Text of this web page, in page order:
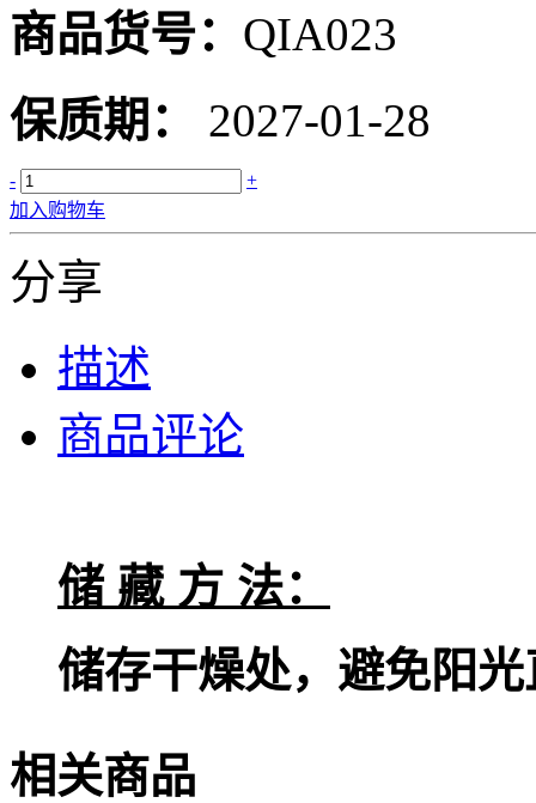
商品货号： QIA023
保质期： 2027-01-28
-
+
加入购物车
分享
描述
商品评论
储 藏 方 法：
储存干燥处，避免阳光
相关商品